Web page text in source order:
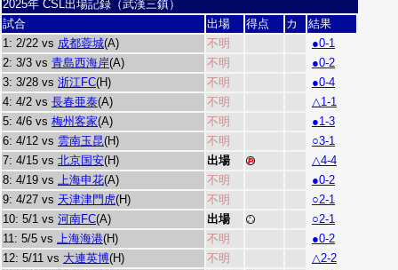
2025年 CSL出場記録（武漢三鎮）
試合
出場 得点 カ
結果
1: 2/22 vs 成都蓉城(A) 不明
●0-1
2: 3/3 vs 青島西海岸(A) 不明
●0-2
3: 3/28 vs 浙江FC(H) 不明
●0-4
4: 4/2 vs 長春亜泰(A) 不明
△1-1
5: 4/6 vs 梅州客家(A) 不明
●1-3
6: 4/12 vs 雲南玉昆(H) 不明
○3-1
7: 4/15 vs 北京国安(H) 出場
△4-4
8: 4/19 vs 上海申花(A) 不明
●0-2
9: 4/27 vs 天津津門虎(H) 不明
○2-1
10: 5/1 vs 河南FC(A) 出場
○2-1
11: 5/5 vs 上海海港(H) 不明
●0-2
12: 5/11 vs 大連英博(H) 不明
△2-2